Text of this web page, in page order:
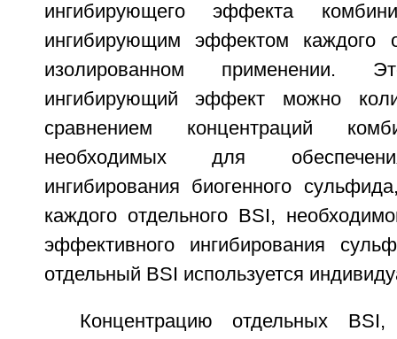
ингибирующего эффекта
ингибирующим эффектом каждого
изолированном применении.
ингибирующий эффект можно
сравнением концентраций
необходимых для
ингибирования биогенного
каждого отдельного BSI,
эффективного ингибирования
отдельный BSI используется
Концентрацию отдельных